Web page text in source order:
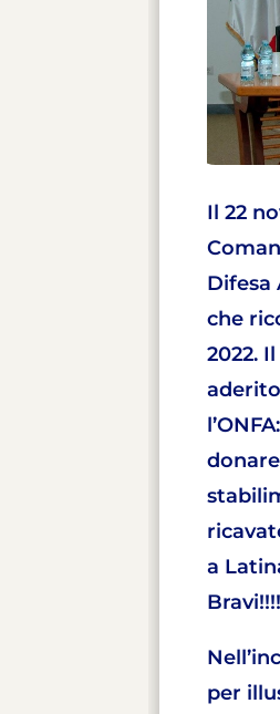
Il 22
Difesa
che
2022.
a
per